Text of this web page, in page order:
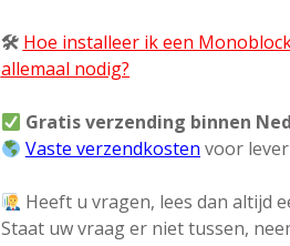
🛠 Hoe installeer ik een
allemaal nodig?
Gratis verzending binnen
Vaste verzendkosten voor
Heeft u vragen, lees dan altijd
Staat uw vraag er niet tussen,